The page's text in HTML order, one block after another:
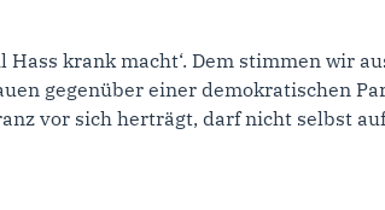
krank macht‘. Dem stimmen wir
gegenüber einer demokratischen
vor sich herträgt, darf nicht selbst